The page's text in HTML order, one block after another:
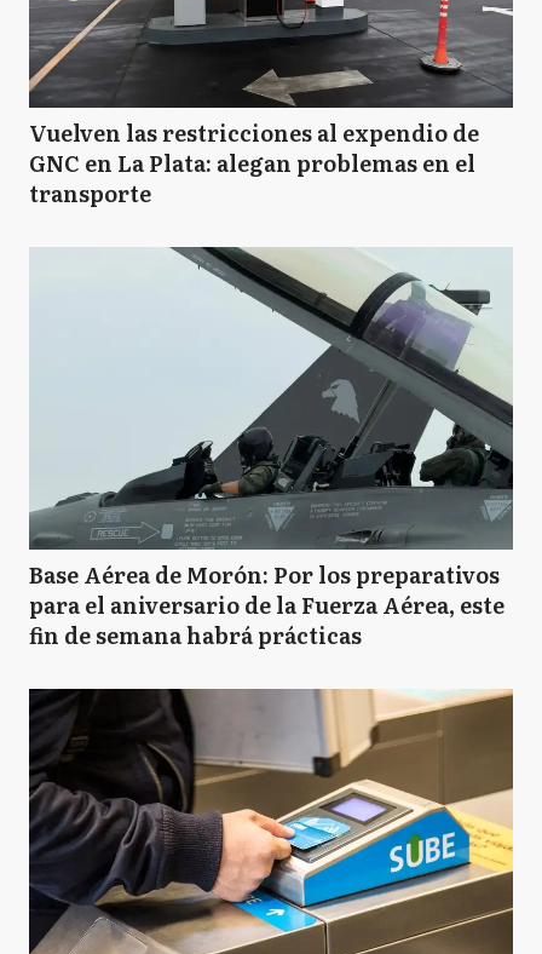
Vuelven las restricciones al expendio de
GNC en La Plata: alegan problemas en el
transporte
Base Aérea de Morón: Por los preparativos
para el aniversario de la Fuerza Aérea, este
fin de semana habrá prácticas